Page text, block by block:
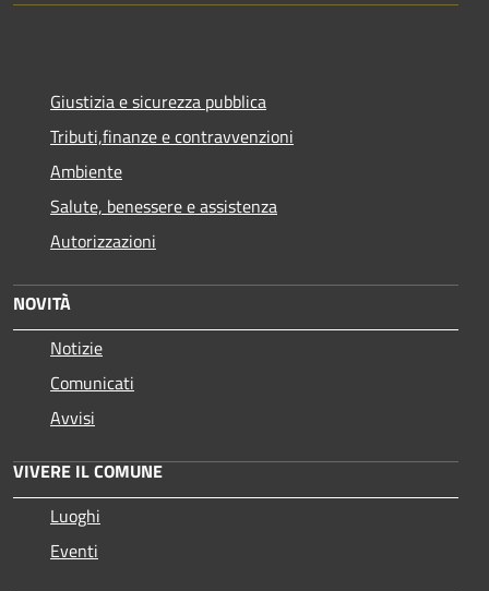
Giustizia e sicurezza pubblica
Tributi,finanze e contravvenzioni
Ambiente
Salute, benessere e assistenza
Autorizzazioni
NOVITÀ
Notizie
Comunicati
Avvisi
VIVERE IL COMUNE
Luoghi
Eventi